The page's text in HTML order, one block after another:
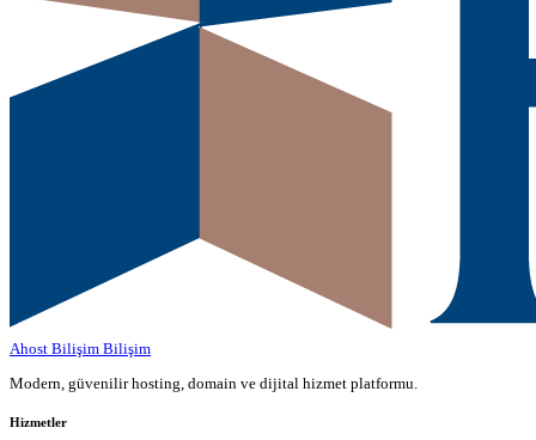
Ahost Bilişim Bilişim
Modern, güvenilir hosting, domain ve dijital hizmet platformu.
Hizmetler